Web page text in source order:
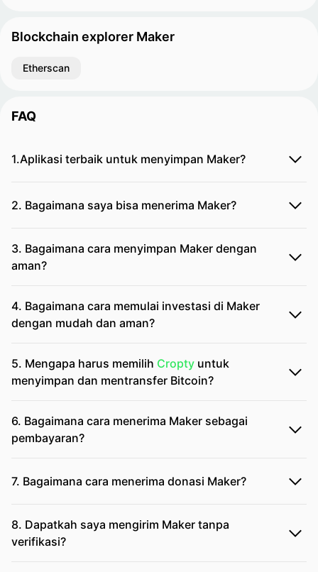
Blockchain explorer Maker
Etherscan
FAQ
1.Aplikasi terbaik untuk menyimpan Maker?
2. Bagaimana saya bisa menerima Maker?
3. Bagaimana cara menyimpan Maker dengan
aman?
4. Bagaimana cara memulai investasi di Maker
dengan mudah dan aman?
5. Mengapa harus memilih Cropty untuk
menyimpan dan mentransfer Bitcoin?
6. Bagaimana cara menerima Maker sebagai
pembayaran?
7. Bagaimana cara menerima donasi Maker?
8. Dapatkah saya mengirim Maker tanpa
verifikasi?